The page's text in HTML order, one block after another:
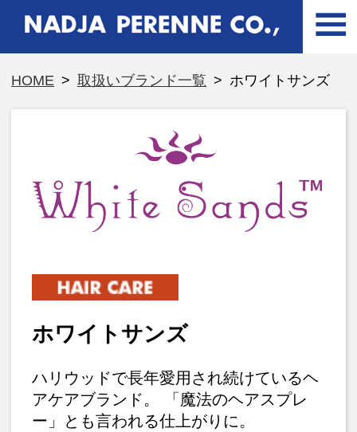
HOME > 取扱いブランド一覧 > ホワイトサンズ
ホワイトサンズ
ハリウッドで長年愛用され続けているヘ
アケアブランド。 「魔法のヘアスプレ
ー」とも言われる仕上がりに。